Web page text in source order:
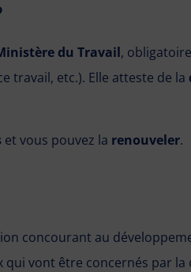
du Travail,
travail, etc.). Elle atteste de la
et vous pouvez la renouveler.
concourant au
qui vont être concernés par